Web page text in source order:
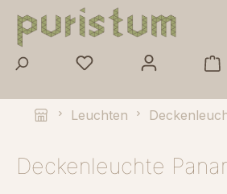
Zum Hauptinhalt springen
Leuchten
Deckenleuchte